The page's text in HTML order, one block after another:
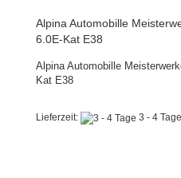
Alpina Automobille
6.0E-Kat E38
Alpina Automobille
Kat E38
Lieferzeit: 3 - 4 Tage